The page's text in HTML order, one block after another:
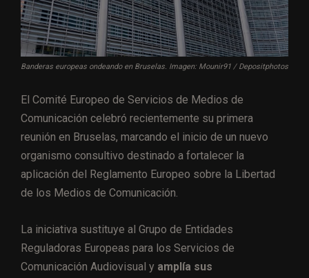
Banderas europeas ondeando en Bruselas. Imagen: Mounir91 / Depositphotos
El Comité Europeo de Servicios de Medios de
Comunicación celebró recientemente su primera
reunión en Bruselas, marcando el inicio de un nuevo
organismo consultivo destinado a fortalecer la
aplicación del Reglamento Europeo sobre la Libertad
de los Medios de Comunicación.
La iniciativa sustituye al Grupo de Entidades
Reguladoras Europeas para los Servicios de
Comunicación Audiovisual y amplía sus